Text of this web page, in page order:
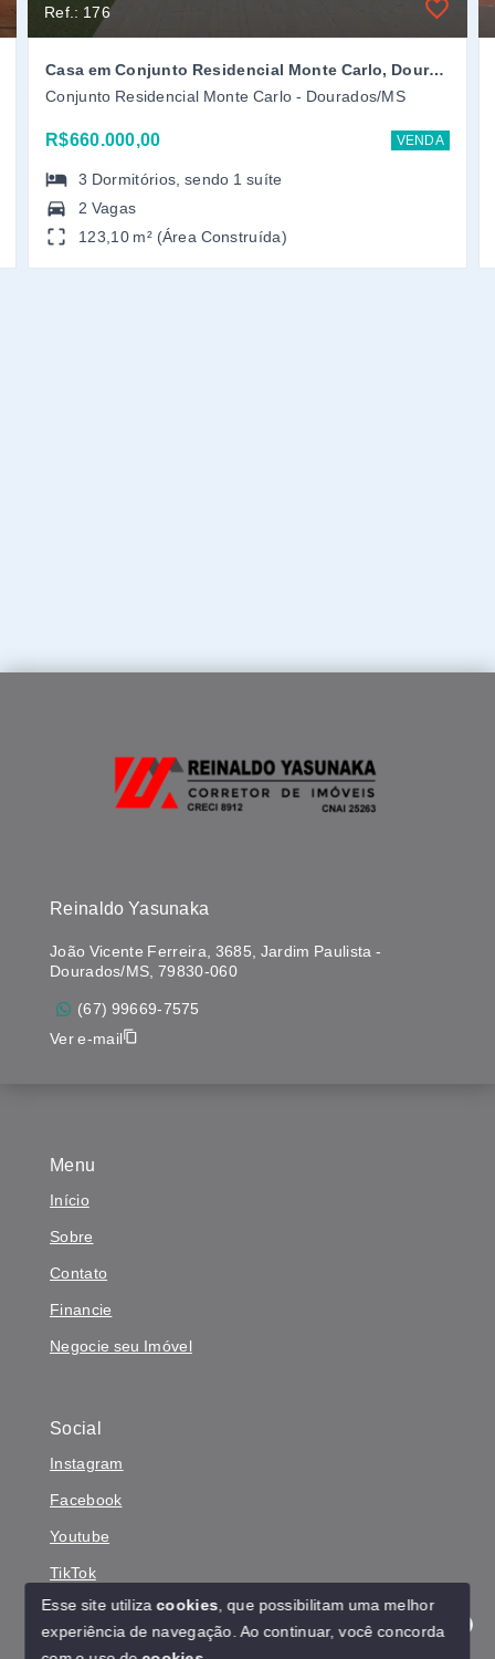
Ref.: 176
Casa em Conjunto Residencial Monte Carlo, Dourados/MS
Conjunto Residencial Monte Carlo - Dourados/MS
R$660.000,00 VENDA
3 Dormitórios , sendo 1 suíte
2 Vagas
123,10 m² (Área Construída)
Olá! Estamos disponíveis para te ajudar.
Menu
Início
Sobre
Contato
Financie
Negocie seu Imóvel
Social
Instagram
Facebook
Youtube
TikTok
Reinaldo Yasunaka
João Vicente Ferreira, 3685, Jardim Paulista -
Dourados/MS, 79830-060
(67) 99669-7575
Ver e-mail
Esse site utilizacookies , que possibilitam uma melhor
experiência de navegação. Ao continuar, você concorda